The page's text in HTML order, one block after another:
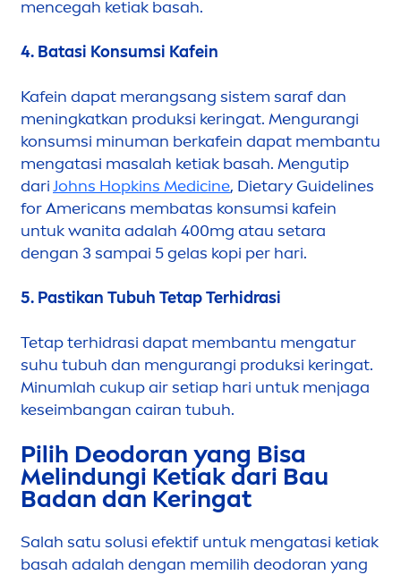
mencegah ketiak basah.
4. Batasi Konsumsi Kafein
Kafein dapat merangsang sistem saraf dan
meningkatkan produksi keringat. Mengurangi
konsumsi minuman berkafein dapat membantu
mengatasi masalah ketiak basah. Mengutip
dariJohns Hopkins Medicine, Dietary Guidelines
for Americans membatas konsumsi kafein
untuk wanita adalah 400mg atau setara
dengan 3 sampai 5 gelas kopi per hari.
5. Pastikan Tubuh Tetap Terhidrasi
Tetap terhidrasi dapat membantu mengatur
suhu tubuh dan mengurangi produksi keringat.
Minumlah cukup air setiap hari untuk menjaga
keseimbangan cairan tubuh.
Pilih Deodoran yang Bisa
Melindungi Ketiak dari Bau
Badan dan Keringat
Salah satu solusi efektif untuk mengatasi ketiak
basah adalah dengan memilih deodoran yang